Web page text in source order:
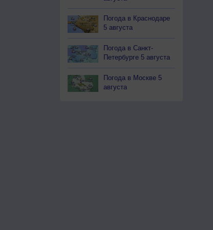
Погода в Краснодаре
5 августа
Погода в Санкт-
Петербурге 5 августа
Погода в Москве 5
августа